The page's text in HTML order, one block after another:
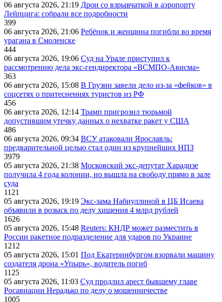
06 августа 2026, 21:19 Дрон со взрывчаткой в аэропорту
Лейпцига: собрали все подробности
399
06 августа 2026, 21:06 Ребёнок и женщина погибли во время
урагана в Смоленске
444
06 августа 2026, 19:06 Суд на Урале приступил к
рассмотрению дела экс-гендиректора «ВСМПО-Ависма»
363
06 августа 2026, 15:08 В Грузии завели дело из-за «фейков» в
соцсетях о притеснениях туристов из РФ
456
06 августа 2026, 12:14 Трамп пригрозил тюрьмой
допустившим утечку данных о нехватке ракет у США
486
06 августа 2026, 09:34 ВСУ атаковали Ярославль:
предварительной целью стал один из крупнейших НПЗ
3979
05 августа 2026, 21:38 Московский экс-депутат Харадизе
получила 4 года колонии, но вышла на свободу прямо в зале
суда
1121
05 августа 2026, 19:19 Экс-зама Набиуллиной в ЦБ Исаева
объявили в розыск по делу хищения 4 млрд рублей
1626
05 августа 2026, 15:48 Reuters: КНДР может разместить в
России ракетное подразделение для ударов по Украине
1212
05 августа 2026, 15:01 Под Екатеринбургом взорвали машину
создателя дрона «Упырь», водитель погиб
1125
05 августа 2026, 11:03 Суд продлил арест бывшему главе
Росавиации Нерадько по делу о мошенничестве
1005